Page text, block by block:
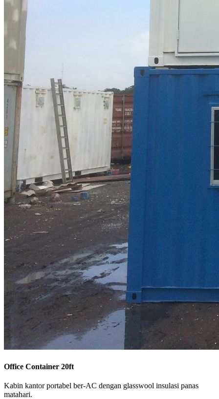
Office Container 20ft
Kabin kantor portabel ber-AC dengan glasswool insulasi panas
matahari.